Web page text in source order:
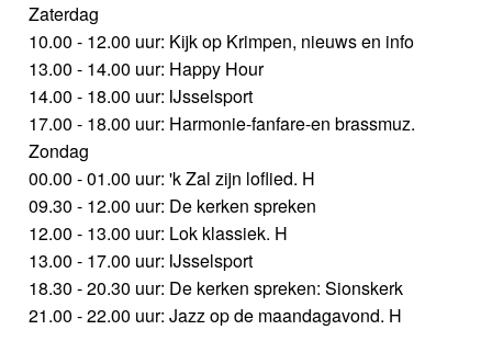
Zaterdag
10.00 - 12.00 uur: Kijk op Krimpen, nieuws en info
13.00 - 14.00 uur: Happy Hour
14.00 - 18.00 uur: IJsselsport
17.00 - 18.00 uur: Harmonie-fanfare-en brassmuz.
Zondag
00.00 - 01.00 uur: 'k Zal zijn loflied. H
09.30 - 12.00 uur: De kerken spreken
12.00 - 13.00 uur: Lok klassiek. H
13.00 - 17.00 uur: IJsselsport
18.30 - 20.30 uur: De kerken spreken: Sionskerk
21.00 - 22.00 uur: Jazz op de maandagavond. H